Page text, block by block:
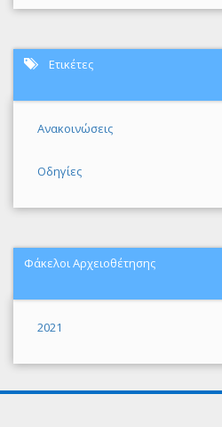
Ετικέτες
Ανακοινώσεις
Οδηγίες
Φάκελοι Αρχειοθέτησης
2021